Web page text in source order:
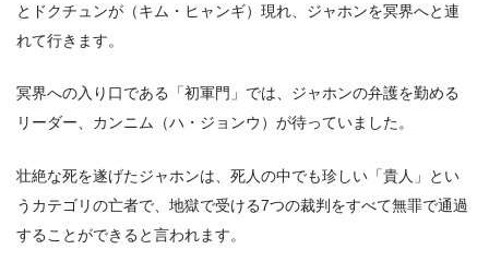
とドクチュンが（キム・ヒャンギ）現れ、ジャホンを冥界へと連
れて行きます。
冥界への入り口である「初軍門」では、ジャホンの弁護を勤める
リーダー、カンニム（ハ・ジョンウ）が待っていました。
壮絶な死を遂げたジャホンは、死人の中でも珍しい「貴人」とい
うカテゴリの亡者で、地獄で受ける7つの裁判をすべて無罪で通過
することができると言われます。